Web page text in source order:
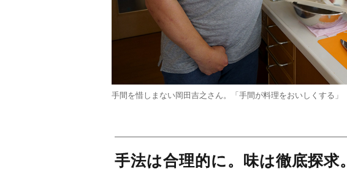
手間を惜しまない岡田吉之さん。「手間が料理をおいしくする」
手法は合理的に。味は徹底探求。